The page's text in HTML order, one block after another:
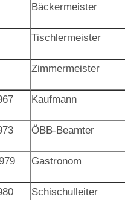
Bäckermeister
Tischlermeister
Zimmermeister
Kaufmann
ÖBB-Beamter
Gastronom
Schischulleiter